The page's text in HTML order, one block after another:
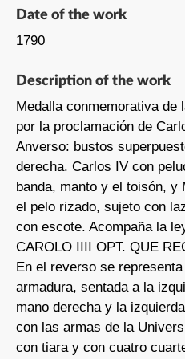
Date of the work
1790
Description of the work
Medalla conmemorativa de
por la proclamación de
Anverso: bustos
derecha. Carlos IV con
banda, manto y el toisón, y
el pelo rizado, sujeto con
con escote. Acompaña la
CAROLO IIII OPT. QUE
En el reverso se
armadura, sentada a la
mano derecha y la
con las armas de la
con tiara y con cuatro